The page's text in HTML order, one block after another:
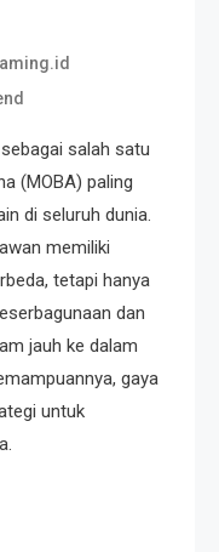
salah satu
(MOBA) paling
di seluruh dunia.
memiliki
tetapi hanya
dan
jauh ke dalam
gaya
untuk